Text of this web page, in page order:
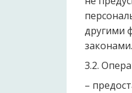
другими
законами.
3.2.
–